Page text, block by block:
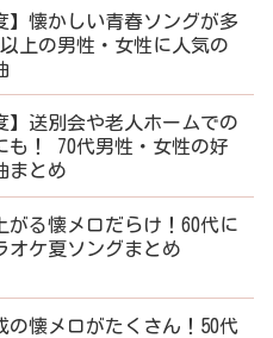
】懐かしい青春ソングが多
上の男性・女性に人気の
】送別会や老人ホームでの
も！ 70代男性・女性の好
まとめ
がる懐メロだらけ！60代に
オケ夏ソングまとめ
の懐メロがたくさん！50代